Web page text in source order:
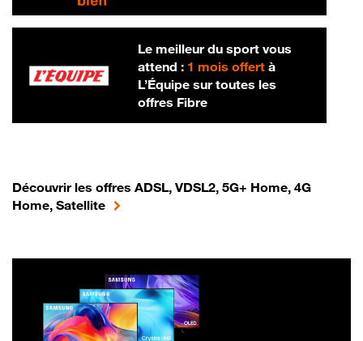
Le meilleur du sport vous
attend : 1 mois offertà
L’Équipe sur toutes les
offres Fibre
Découvrir les offres ADSL, VDSL2, 5G+ Home, 4G
Home, Satellite